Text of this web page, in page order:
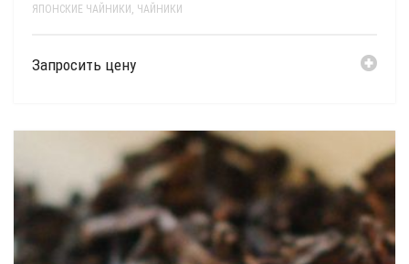
ЯПОНСКИЕ ЧАЙНИКИ , ЧАЙНИКИ
Запросить цену